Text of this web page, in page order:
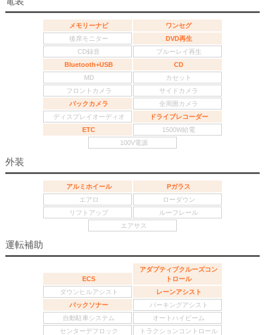
メモリーナビ
ワンセグ
後席モニター
DVD再生
CD録音
ブルーレイ再生
Bluetooth+USB
CD
MD
カセット
フロントカメラ
サイドカメラ
バックカメラ
全周囲カメラ
ディスプレイオーディオ
ドライブレコーダー
ETC
1500W給電
100V電源
外装
アルミホイール
Pガラス
エアロ
ローダウン
リフトアップ
ルーフレール
エアサス
運転補助
ECS
アダプティブクルーズコン
トロール
ダウンヒルアシスト
レーンアシスト
バックソナー
パーキングアシスト
自動駐車システム
オートハイビーム
センターデフロック
トラクションコントロール